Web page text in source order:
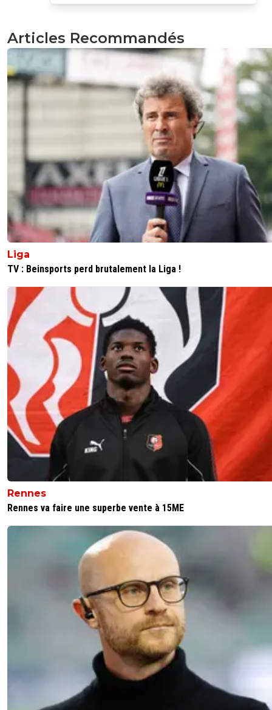
dirtyshady41 03 octobre 2025 à 17:34 +1887
C'est pas Karabec qui a centré pour la tete de Kluivert ?
03 octobre 2025 à 17:40 +1391
Il me semble bien pourtant.
0+ Répondre
sweet7812 03 octobre 2025 à 17:54 + 1163
Si si, c'est lui meme.
Répondre
Articles Recommandés
Liga
TV : Beinsports perd brutalement la Liga !
Rennes
Rennes va faire une superbe vente à 15ME